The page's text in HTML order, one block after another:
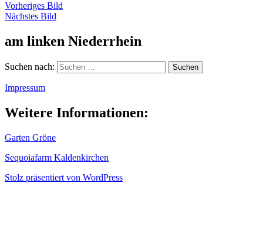
Vorheriges Bild
Nächstes Bild
am linken Niederrhein
Suchen nach:
Impressum
Weitere Informationen:
Garten Gröne
Sequoiafarm Kaldenkirchen
Stolz präsentiert von WordPress